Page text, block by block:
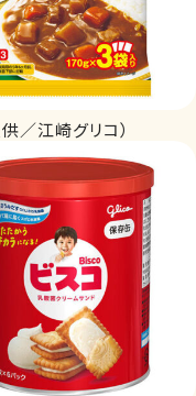
／江崎グリコ）